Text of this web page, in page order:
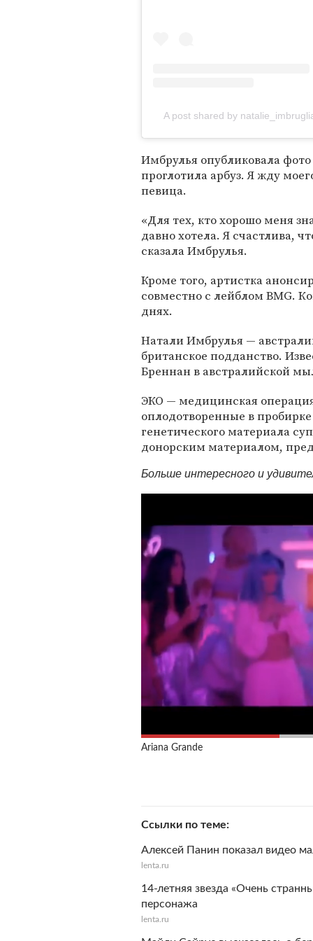
A post shared by
Имбрулья опубликовала
проглотила арбуз. Я жду
певица.
«Для тех, кто хорошо меня
давно хотела. Я счастлива,
сказала Имбрулья.
Кроме того, артистка
совместно с лейблом BMG.
днях.
Натали Имбрулья —
британское подданство.
Бреннан в австралийской
ЭКО — медицинская
оплодотворенные в
генетического материала
донорским материалом,
Больше интересного и
Ariana Grande
Ссылки по теме
Алексей Панин показал видео
lenta.ru
14-летняя звезда «Очень
персонажа
lenta.ru